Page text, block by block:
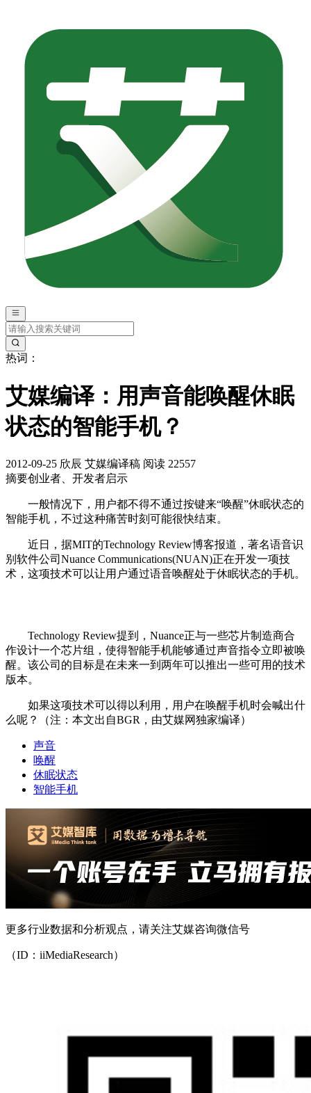
热词：
艾媒编译：用声音能唤醒休眠
状态的智能手机？
2012-09-25 欣辰 艾媒编译稿 阅读 22557
摘要创业者、开发者启示
一般情况下，用户都不得不通过按键来“唤醒”休眠状态的
智能手机，不过这种痛苦时刻可能很快结束。
近日，据MIT的Technology Review博客报道，著名语音识
别软件公司Nuance Communications(NUAN)正在开发一项技
术，这项技术可以让用户通过语音唤醒处于休眠状态的手机。
Technology Review提到，Nuance正与一些芯片制造商合
作设计一个芯片组，使得智能手机能够通过声音指令立即被唤
醒。该公司的目标是在未来一到两年可以推出一些可用的技术
版本。
如果这项技术可以得以利用，用户在唤醒手机时会喊出什
么呢？（注：本文出自BGR，由艾媒网独家编译）
声音
唤醒
休眠状态
智能手机
更多行业数据和分析观点，请关注艾媒咨询微信号
（ID：iiMediaResearch）